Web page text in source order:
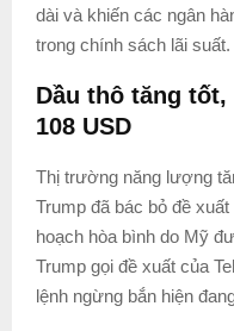
dài và khiến các ngân
trong chính sách lãi suất.
Dầu thô tăng
108 USD
Thị trường năng lượng
Trump đã bác bỏ đề
hoạch hòa bình do Mỹ
Trump gọi đề xuất của
lệnh ngừng bắn hiện